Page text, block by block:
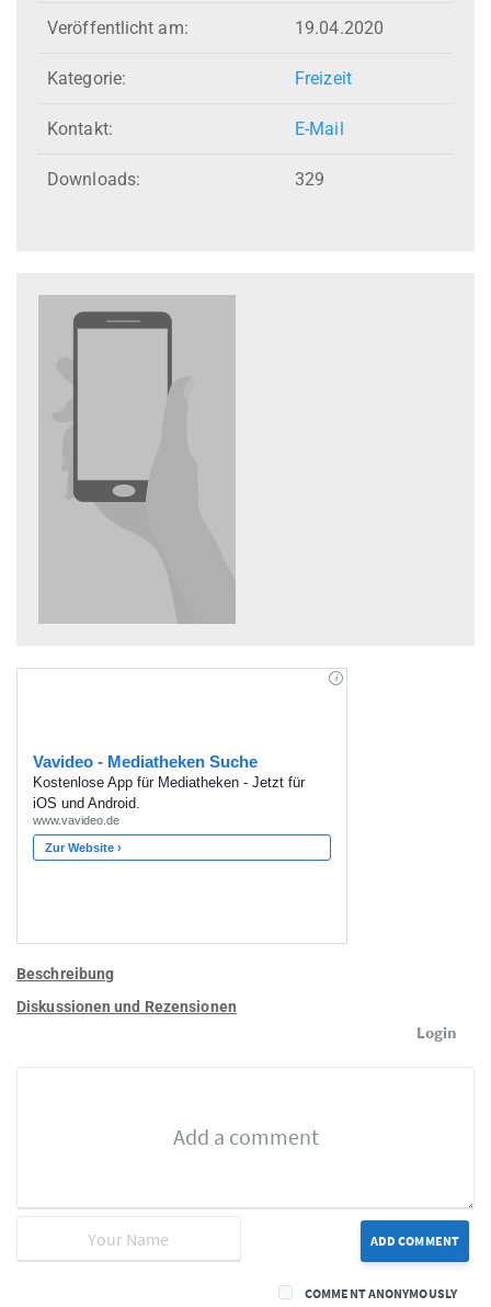
Veröffentlicht am: 19.04.2020
Kategorie: Freizeit
Kontakt: E-Mail
Downloads: 329
Beschreibung
Diskussionen und Rezensionen
Login
ADD COMMENT
COMMENT ANONYMOUSLY